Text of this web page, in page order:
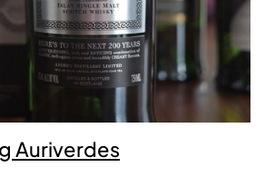
Auriverdes